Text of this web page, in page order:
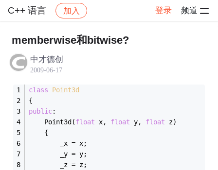
C++ 语言 加入 登录 频道
C++ 语言 帖子详情
memberwise和bitwise?
中才德创
2009-06-17
class
Point3d
{
public:
	Point3d(
float x, float y, float z)
	{
		_x = x;
		_y = y;
		_z = z;